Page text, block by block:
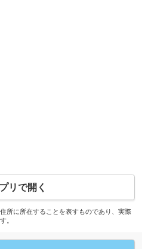
リで開く
所に所在することを表すものであり、実際
。